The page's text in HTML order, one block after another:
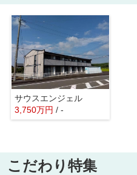
サウスエンジェル
3,750万円 / -
こだわり特集